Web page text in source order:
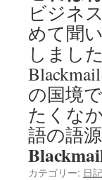
ビジネ
めて聞
しました
の国境
たくな
語の語
カテゴリー: 日記